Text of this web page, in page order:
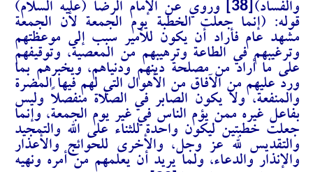
والفساد)
وروي عن الإمام الرضا (عليه السلام)
قوله: (إنما جعلت الخطبة يوم الجمعة لأن الجمعة
مشهد عام فأراد أن يكون للأمير سبب إلى موعظتهم
وترغيبهم في الطاعة وترهيبهم من المعصية، وتوقيفهم
على ما أراد من مصلحة دينهم ودنياهم، ويخبرهم بما
ورد عليهم من الآفاق من الأهوال التي لهم فيها المضرة
والمنفعة، ولا يكون الصابر في الصلاة منفصلاً وليس
بفاعل غيره ممن يؤم الناس في غير يوم الجمعة، وإنما
جعلت خطبتين ليكون واحدة للثناء على الله والتمجيد
والتقديس لله عز وجل، والأخرى للحوائج والأعذار
والإنذار والدعاء، ولما يريد أن يعلمهم من أمره ونهيه